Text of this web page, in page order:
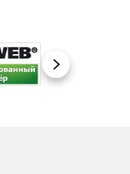
Вперед